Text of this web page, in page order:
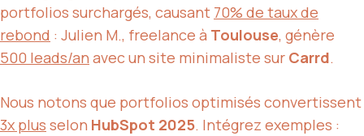
portfolios surchargés, causant 70% de taux de
rebond : Julien M., freelance à Toulouse, génère
500 leads/an avec un site minimaliste sur Carrd.
Nous notons que portfolios optimisés convertissent
3x plus selon HubSpot 2025. Intégrez exemples :